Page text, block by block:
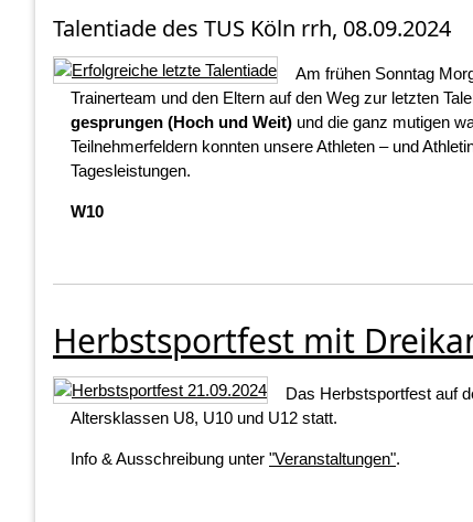
Talentiade des TUS Köln rrh, 08.09.2024
Am frühen Sonntag
Trainerteam und den Eltern auf den Weg zur letzten
gesprungen (Hoch und Weit) und die ganz mutigen
Teilnehmerfeldern konnten unsere Athleten – und
Tagesleistungen.
W10
Herbstsportfest mit
Das Herbstsportfest auf
Altersklassen U8, U10 und U12 statt.
Info & Ausschreibung unter "Veranstaltungen".